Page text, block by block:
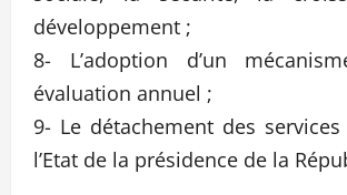
développement ;
8- L’adoption d’un
évaluation annuel ;
9- Le détachement des
l’Etat de la présidence de la